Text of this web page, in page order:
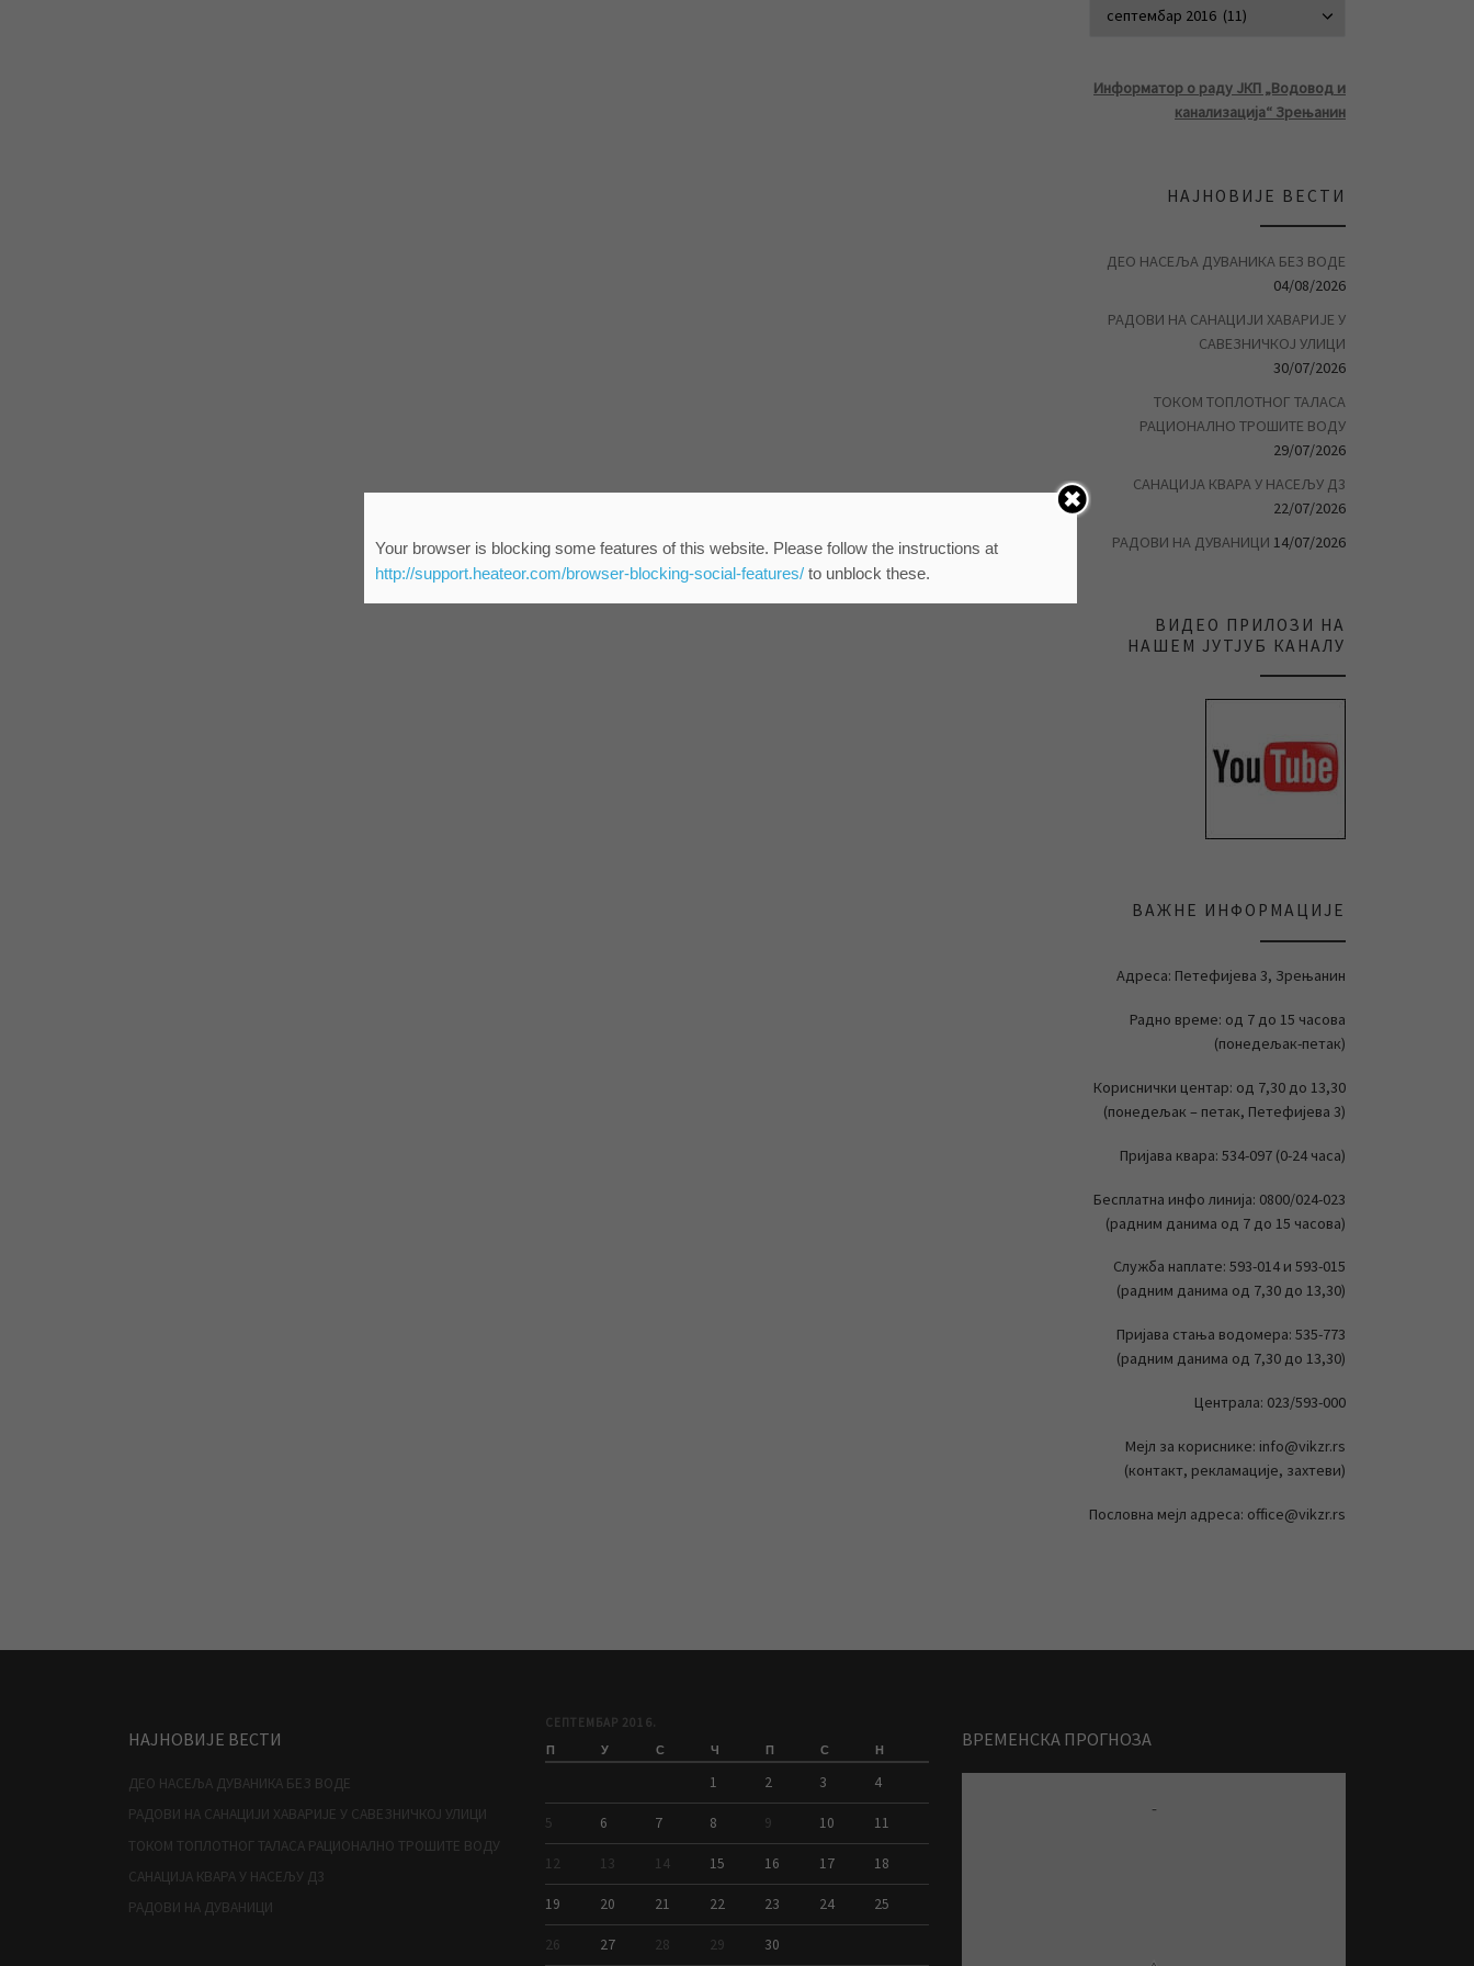
Информатор о раду ЈКП „Водовод и
канализација“ Зрењанин
НАЈНОВИЈЕ ВЕСТИ
ДЕО НАСЕЉА ДУВАНИКА БЕЗ ВОДЕ
04/08/2026
РАДОВИ НА САНАЦИЈИ ХАВАРИЈЕ У
САВЕЗНИЧКОЈ УЛИЦИ
30/07/2026
ТОКОМ ТОПЛОТНОГ ТАЛАСА
РАЦИОНАЛНО ТРОШИТЕ ВОДУ
29/07/2026
САНАЦИЈА КВАРА У НАСЕЉУ Д3
22/07/2026
РАДОВИ НА ДУВАНИЦИ 14/07/2026
ВИДЕО ПРИЛОЗИ НА
НАШЕМ ЈУТЈУБ КАНАЛУ
ВАЖНЕ ИНФОРМАЦИЈЕ
Адреса: Петефијева 3, Зрењанин
Радно време: од 7 до 15 часова
(понедељак-петак)
Кориснички центар: од 7,30 до 13,30
(понедељак – петак, Петефијева 3)
Пријава квара: 534-097 (0-24 часа)
Бесплатна инфо линија: 0800/024-023
(радним данима од 7 до 15 часова)
Служба наплате: 593-014 и 593-015
(радним данима од 7,30 до 13,30)
Пријава стања водомера: 535-773
(радним данима од 7,30 до 13,30)
Централа: 023/593-000
Мејл за кориснике: info@vikzr.rs
(контакт, рекламације, захтеви)
Пословна мејл адреса: office@vikzr.rs
НАЈНОВИЈЕ ВЕСТИ
ДЕО НАСЕЉА ДУВАНИКА БЕЗ ВОДЕ
РАДОВИ НА САНАЦИЈИ ХАВАРИЈЕ У САВЕЗНИЧКОЈ УЛИЦИ
ТОКОМ ТОПЛОТНОГ ТАЛАСА РАЦИОНАЛНО ТРОШИТЕ ВОДУ
САНАЦИЈА КВАРА У НАСЕЉУ Д3
РАДОВИ НА ДУВАНИЦИ
СЕПТЕМБАР 2016.
П У С Ч П С Н
1 2 3 4
5 6 7 8 9 10 11
12 13 14 15 16 17 18
19 20 21 22 23 24 25
26 27 28 29 30
ВРЕМЕНСКА ПРОГНОЗА
-
Your browser is blocking some features of this website. Please follow the instructions at
http://support.heateor.com/browser-blocking-social-features/to unblock these.